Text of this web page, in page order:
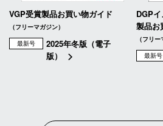
VGP受賞製品お買い物ガイド
（フリーマガジン）
最新号
2025年冬版（電子
版）
DGP
製品お
（フリー
最新号